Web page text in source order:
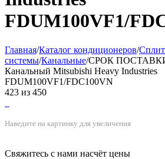
FDUM100VF1/
Главная/Каталог кондиционеров/Сплит
системы/Канальные/СРОК
Канальный Mitsubishi Heavy Industries
FDUM100VF1/FDC100VN
423 из 450
Наведите на картинку для увеличения
Свяжитесь с нами насчёт цены